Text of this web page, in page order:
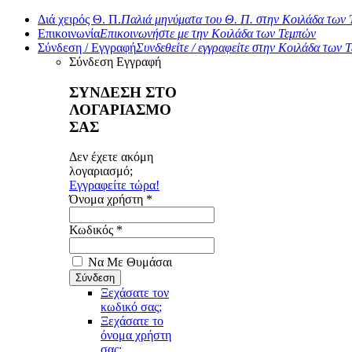
Διά χειρός Θ. Π.Παλιά μηνύματα του Θ. Π. στην Κοιλάδα των
ΕπικοινωνίαΕπικοινωνήστε με την Κοιλάδα των Τεμπών
Σύνδεση / ΕγγραφήΣυνδεθείτε / εγγραφείτε στην Κοιλάδα των
Σύνδεση Εγγραφή
ΣΥΝΔΕΣΗ ΣΤΟ
ΛΟΓΑΡΙΑΣΜΟ
ΣΑΣ
Δεν έχετε ακόμη
λογαριασμό;
Εγγραφείτε τώρα!
Όνομα χρήστη *
Κωδικός *
Να Με Θυμάσαι
Ξεχάσατε τον
κωδικό σας;
Ξεχάσατε το
όνομα χρήστη